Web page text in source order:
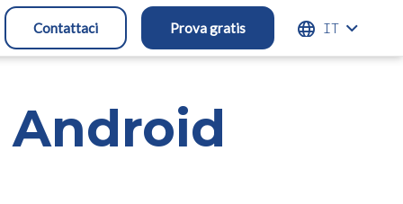
ITALIANO
Prova gratis
Contattaci
Android